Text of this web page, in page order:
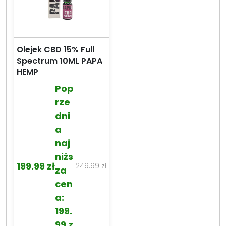
Olejek CBD 15% Full
Spectrum 10ML PAPA
HEMP
249.99zł
Pierwotna
wynosiła:
249.99 zł.
199.99 zł
Aktualna
199.99 zł.
Pop
rze
dni
a
naj
niżs
za
cen
a:
199.